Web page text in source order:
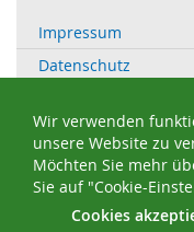
Impressum
Datenschutz
Widerrufsbelehrung
Bestellung
Wir verwenden
unsere Website zu
Möchten Sie mehr
Sie auf "Cookie-
Cookies